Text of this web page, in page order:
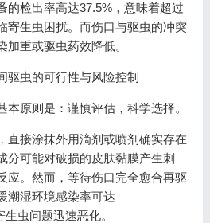
的检出率高达37.5%，意味着超过
寄生虫困扰。而伤口与驱虫的冲突
重或驱虫药效降低。
驱虫的可行性与风险控制
原则是：谨慎评估，科学选择。
直接涂抹外用滴剂或喷剂确实存在
分可能对破损的皮肤黏膜产生刺
应。然而，等待伤口完全愈合再驱
潮湿环境感染率可达
虫问题迅速恶化。